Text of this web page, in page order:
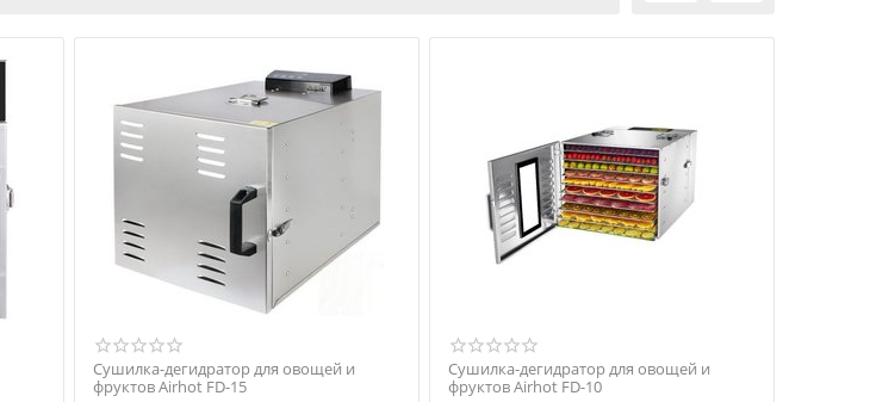
Сушилка-дегидратор для овощей и
фруктов Airhot FD-15
Сушилка-дегидратор для овощей и
фруктов Airhot FD-10